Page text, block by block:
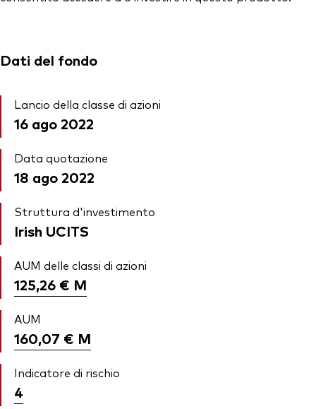
Dati del fondo
Lancio della classe di azioni
16 ago 2022
Data quotazione
18 ago 2022
Struttura d'investimento
Irish UCITS
AUM delle classi di azioni
125,26 € M
AUM
160,07 € M
Indicatore di rischio
4